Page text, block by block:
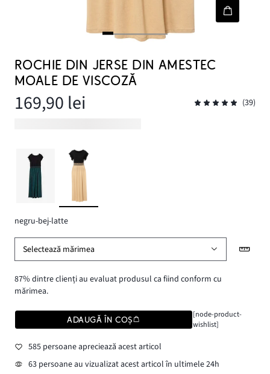
ROCHIE DIN JERSE DIN AMESTEC
MOALE DE VISCOZĂ
169,90 lei (39)
negru-bej-latte
Selectează mărimea
87% dintre clienți au evaluat produsul ca fiind conform cu
mărimea.
ADAUGĂ ÎN COȘ
[node-product-
wishlist]
585 persoane apreciează acest articol
63 persoane au vizualizat acest articol în ultimele 24h